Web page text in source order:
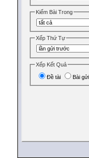
Kiếm Bài Trong
Xếp Thứ Tự
Xếp Kết Quả
Ðề tài Bài gửi